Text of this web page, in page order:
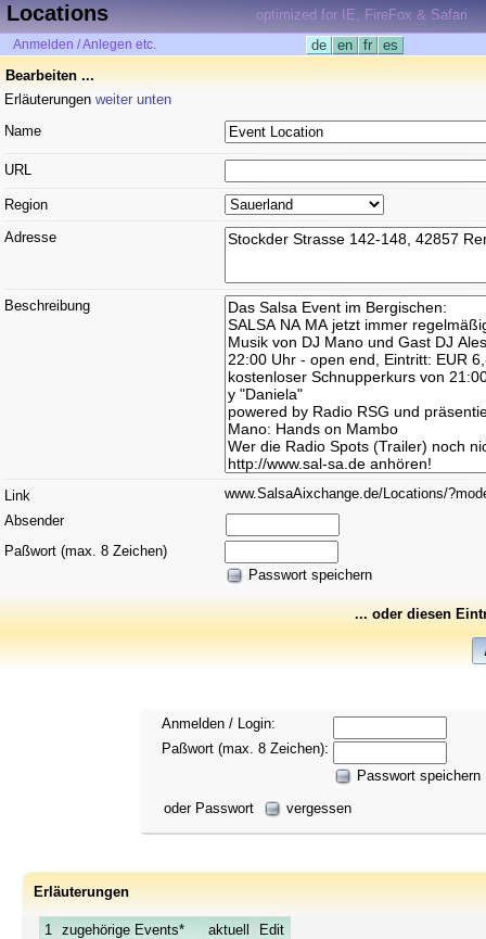
Locations optimized for IE, FireFox & Safari
Anmelden / Anlegen etc. de en fr
es
Bearbeiten ...
Erläuterungen weiter unten
Name
URL
Region
Adresse
Beschreibung
Link
www.SalsaAixchange.de/Locations/
Absender
Paßwort (max. 8 Zeichen)
Passwort speichern
... oder diesen
Anmelden / Login:
Paßwort (max. 8 Zeichen):
Passwort speichern
oder Passwort
vergessen
Erläuterungen
1 zugehörige Events* aktuell
Edit